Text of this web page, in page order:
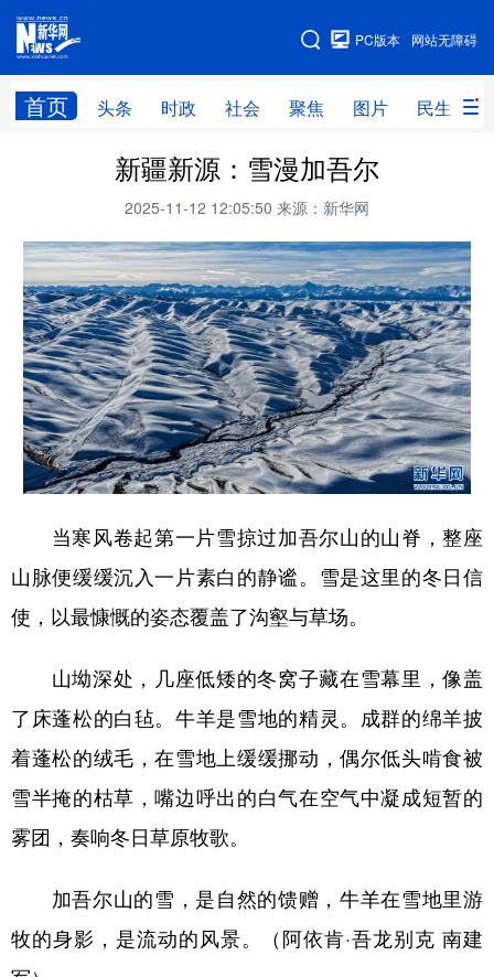
网站无障碍
PC版本
首页 头条 时政 社会 聚焦 图片 民生
网站地图
时政 社会
民生 访谈
访惠聚 专题 服务 援疆
云游新疆 云端悦读 云看书画 光影新疆
人事频道 融媒体联播 廉政频道 新华视角看新疆
地方频道
北京 天津 河北 山西
辽宁 吉林 上海 江苏
浙江 安徽 福建 江西
山东 河南 湖北
广东 广西 海南 重庆
四川 贵州 云南 西藏
陕西 甘肃 青海 宁夏
新疆 内蒙古 黑龙江
多语种频道
English Español Français عربى
新疆新源：雪漫加吾尔
2025-11-12 12:05:50 来源：新华网
当寒风卷起第一片雪掠过加吾尔山的山脊，整座
山脉便缓缓沉入一片素白的静谧。雪是这里的冬日信
使，以最慷慨的姿态覆盖了沟壑与草场。
山坳深处，几座低矮的冬窝子藏在雪幕里，像盖
了床蓬松的白毡。牛羊是雪地的精灵。成群的绵羊披
着蓬松的绒毛，在雪地上缓缓挪动，偶尔低头啃食被
雪半掩的枯草，嘴边呼出的白气在空气中凝成短暂的
雾团，奏响冬日草原牧歌。
加吾尔山的雪，是自然的馈赠，牛羊在雪地里游
牧的身影，是流动的风景。（阿依肯·吾龙别克 南建